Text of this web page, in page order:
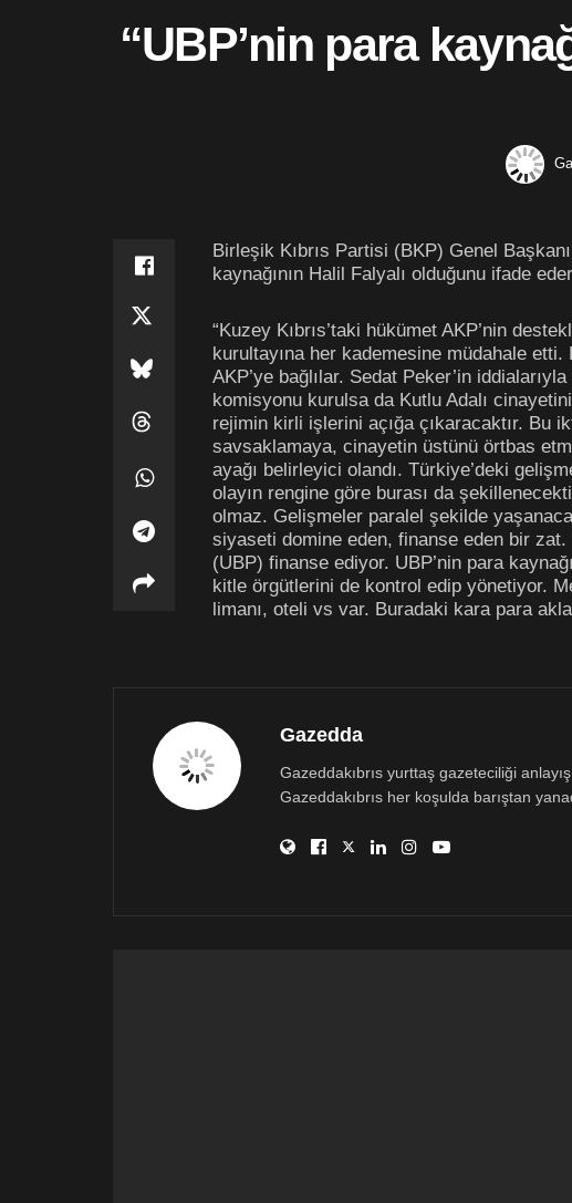
“UBP’nin para
Birleşik Kıbrıs Partisi (BKP) Genel
kaynağının Halil Falyalı olduğunu ifade
“Kuzey Kıbrıs’taki hükümet AKP’nin
kurultayına her kademesine müdahale etti.
AKP’ye bağlılar. Sedat Peker’in
komisyonu kurulsa da Kutlu Adalı
rejimin kirli işlerini açığa çıkaracaktır. Bu
savsaklamaya, cinayetin üstünü örtbas
ayağı belirleyici olandı. Türkiye’deki
olayın rengine göre burası da
olmaz. Gelişmeler paralel şekilde
siyaseti domine eden, finanse eden bir
(UBP) finanse ediyor. UBP’nin para
kitle örgütlerini de kontrol edip yönetiyor.
limanı, oteli vs var. Buradaki kara para
Gazedda
Gazeddakıbrıs yurttaş gazeteciliği
Gazeddakıbrıs her koşulda barıştan